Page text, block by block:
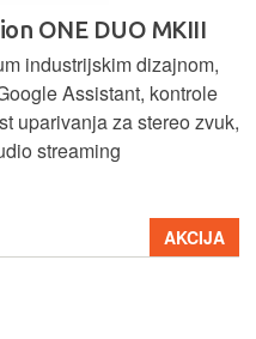
ONE DUO MKIII
industrijskim dizajnom,
Assistant, kontrole
uparivanja za stereo zvuk,
streaming
AKCIJA